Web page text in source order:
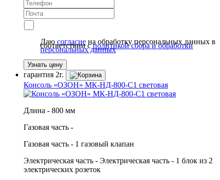
Даю согласие на обработку персональных данных в
соответствии сполитикой сбора и обработки
персональных данных
Узнать цену
гарантия 2г.
Консоль «ОЗОН» МК-НД-800-С1 световая
Длина - 800 мм
Газовая часть -
Газовая часть - 1 газовый клапан
Электрическая часть - Электрическая часть - 1 блок из 2
электрических розеток